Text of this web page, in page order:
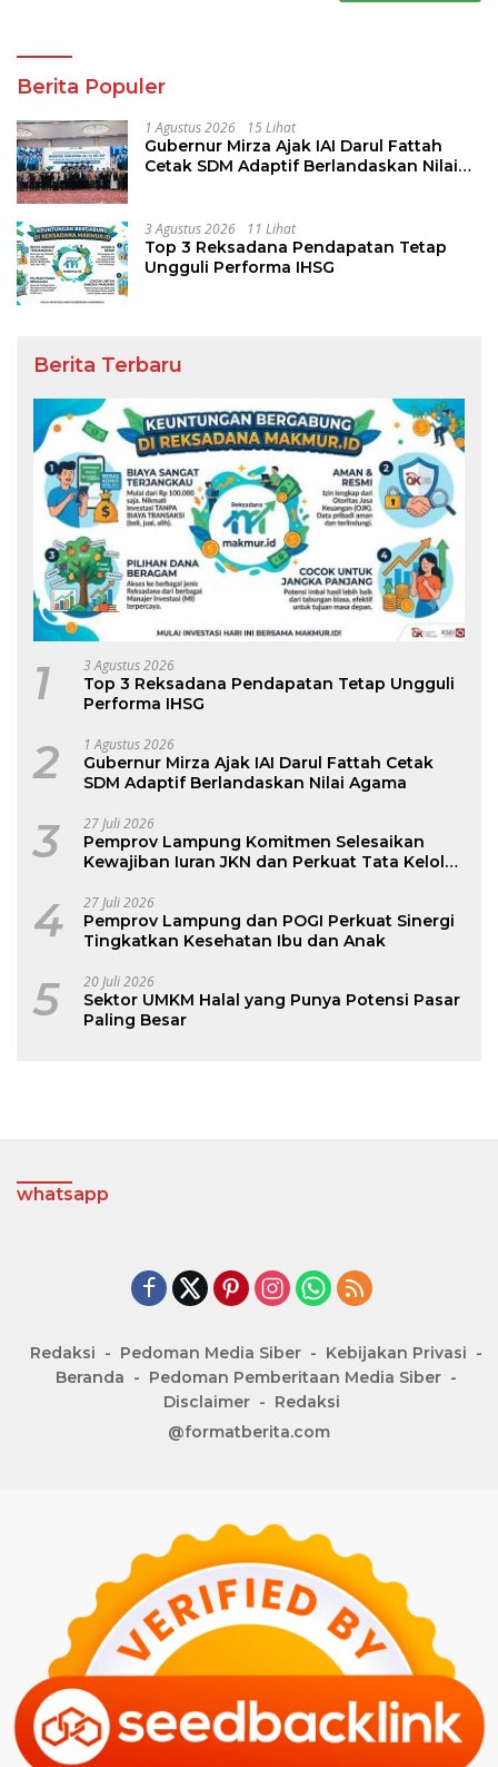
Berita Populer
1 Agustus 2026 15 Lihat
Gubernur Mirza Ajak IAI Darul Fattah
Cetak SDM Adaptif Berlandaskan Nilai
3 Agustus 2026 11 Lihat
Top 3 Reksadana Pendapatan Tetap
Ungguli Performa IHSG
Berita Terbaru
1 3 Agustus 2026
Top 3 Reksadana Pendapatan Tetap Ungguli
Performa IHSG
2 1 Agustus 2026
Gubernur Mirza Ajak IAI Darul Fattah Cetak
SDM Adaptif Berlandaskan Nilai Agama
3 27 Juli 2026
Pemprov Lampung Komitmen Selesaikan
Kewajiban Iuran JKN dan Perkuat Tata Kelola
4 27 Juli 2026
Pemprov Lampung dan POGI Perkuat Sinergi
Tingkatkan Kesehatan Ibu dan Anak
5 20 Juli 2026
Sektor UMKM Halal yang Punya Potensi Pasar
Paling Besar
whatsapp
Redaksi Pedoman Media Siber
Kebijakan Privasi
Beranda
Pedoman Pemberitaan Media Siber
Disclaimer
Redaksi
@formatberita.com